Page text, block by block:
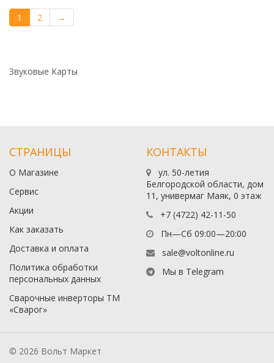
1 2 →
Звуковые Карты
СТРАНИЦЫ
О Магазине
Сервис
Акции
Как заказать
Доставка и оплата
Политика обработки
персональных данных
Сварочные инверторы ТМ
«Сварог»
КОНТАКТЫ
ул. 50-летия
Белгородской области, дом
11, универмаг Маяк, 0 этаж
+7 (4722) 42-11-50
Пн—Сб 09:00—20:00
sale@voltonline.ru
Мы в Telegram
© 2026 Вольт Маркет